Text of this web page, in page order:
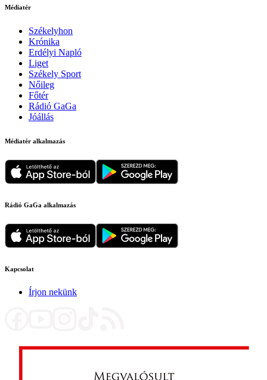
Médiatér
Székelyhon
Krónika
Erdélyi Napló
Liget
Székely Sport
Nőileg
Főtér
Rádió GaGa
Jóállás
Médiatér alkalmazás
Rádió GaGa alkalmazás
Kapcsolat
Írjon nekünk